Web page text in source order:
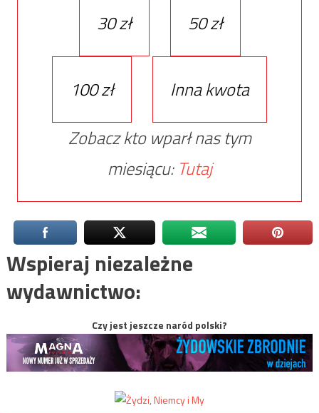
30 zł 50 zł
100 zł
Inna kwota
Zobacz kto wparł nas tym
miesiącu: Tutaj
Wspieraj niezależne
wydawnictwo:
Czy jest jeszcze naród polski?